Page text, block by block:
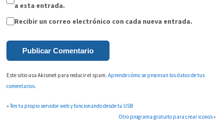
a esta entrada.
Recibir un correo electrónico con cada nueva entrada.
Este sitio usa Akismet para reducir el spam.Aprende cómo se procesan los datos de tus
comentarios.
«Ten tu propio servidor web y funcionando desde tu USB
Otro programa gratuito para crear iconos»